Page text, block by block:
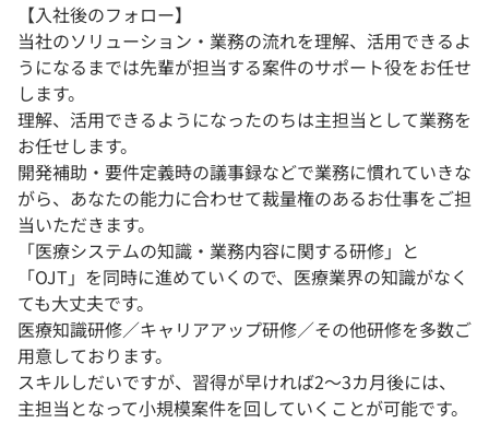
【入社後のフォロー】
当社のソリューション・業務の流れを理解、活用できるよ
うになるまでは先輩が担当する案件のサポート役をお任せ
します。
理解、活用できるようになったのちは主担当として業務を
お任せします。
開発補助・要件定義時の議事録などで業務に慣れていきな
がら、あなたの能力に合わせて裁量権のあるお仕事をご担
当いただきます。
「医療システムの知識・業務内容に関する研修」と
「OJT」を同時に進めていくので、医療業界の知識がなく
ても大丈夫です。
医療知識研修／キャリアアップ研修／その他研修を多数ご
用意しております。
スキルしだいですが、習得が早ければ2～3カ月後には、
主担当となって小規模案件を回していくことが可能です。